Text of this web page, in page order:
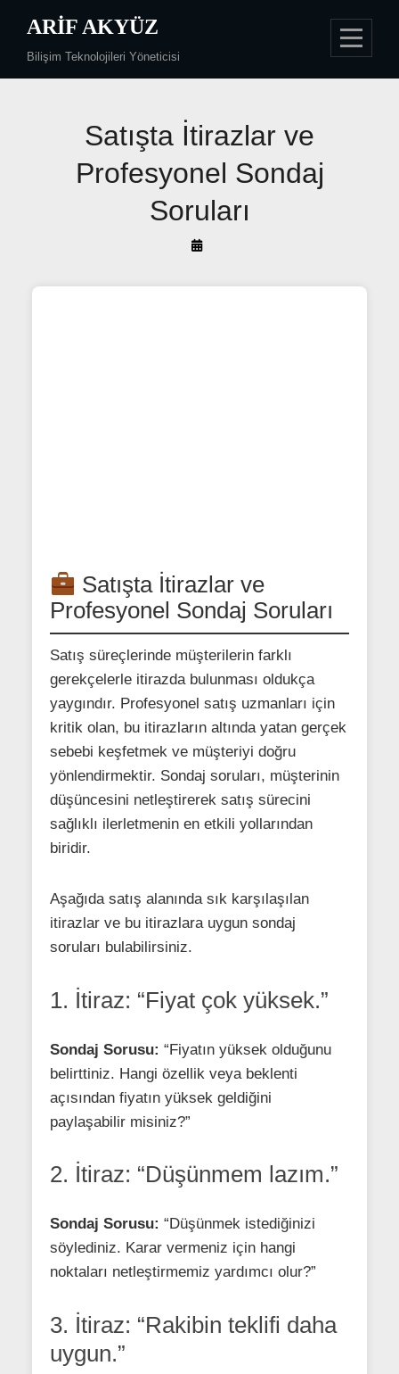
content
ARIF AKYÜZ
Bilişim Teknolojileri Yöneticisi
Satışta İtirazlar ve
Profesyonel Sondaj
Soruları
By
Akyüz
Satışta İtirazlar ve
Profesyonel Sondaj Soruları
Satış süreçlerinde müşterilerin farklı
gerekçelerle itirazda bulunması oldukça
yaygındır. Profesyonel satış uzmanları için
kritik olan, bu itirazların altında yatan gerçek
sebebi keşfetmek ve müşteriyi doğru
yönlendirmektir. Sondaj soruları, müşterinin
düşüncesini netleştirerek satış sürecini
sağlıklı ilerletmenin en etkili yollarından
biridir.
Aşağıda satış alanında sık karşılaşılan
itirazlar ve bu itirazlara uygun sondaj
soruları bulabilirsiniz.
1. İtiraz: “Fiyat çok yüksek.”
Sondaj Sorusu: “Fiyatın yüksek olduğunu
belirttiniz. Hangi özellik veya beklenti
açısından fiyatın yüksek geldiğini
paylaşabilir misiniz?”
2. İtiraz: “Düşünmem lazım.”
Sondaj Sorusu: “Düşünmek istediğinizi
söylediniz. Karar vermeniz için hangi
noktaları netleştirmemiz yardımcı olur?”
3. İtiraz: “Rakibin teklifi daha
uygun.”